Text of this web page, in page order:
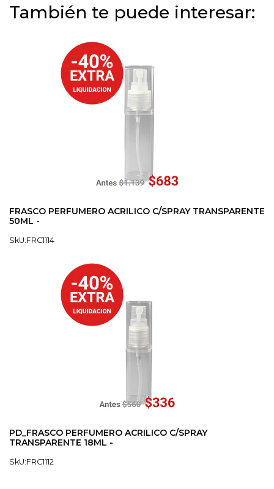
También te puede interesar:
FRASCO PERFUMERO ACRILICO C/SPRAY TRANSPARENTE
50ML -
SkU:FRC1114
PD_FRASCO PERFUMERO ACRILICO C/SPRAY
TRANSPARENTE 18ML -
SkU:FRC1112